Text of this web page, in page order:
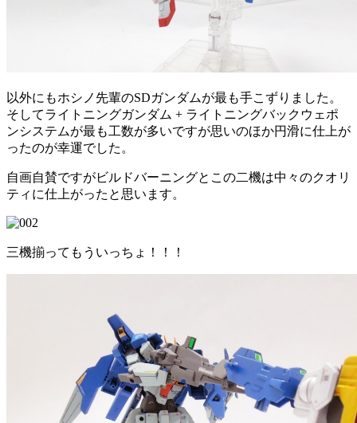
以外にもホシノ先輩のSDガンダムが最も手こずりました。
そしてライトニングガンダム + ライトニングバックウェポ
ンシステムが最も工数が多いですが思いのほか円滑に仕上が
ったのが幸運でした。
自画自賛ですがビルドバーニングとこの二機は中々のクオリ
ティに仕上がったと思います。
三機揃ってもういっちょ！！！